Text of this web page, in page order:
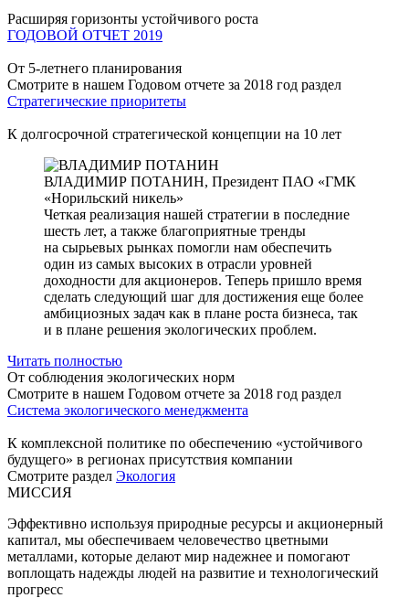
Расширяя горизонты устойчивого роста
ГОДОВОЙ ОТЧЕТ 2019
От 5-летнего планирования
Смотрите в нашем Годовом отчете за 2018 год раздел
Стратегические приоритеты
К долгосрочной стратегической концепции на 10 лет
ВЛАДИМИР ПОТАНИН, Президент ПАО «ГМК
«Норильский никель»
Четкая реализация нашей стратегии в последние
шесть лет, а также благоприятные тренды
на сырьевых рынках помогли нам обеспечить
один из самых высоких в отрасли уровней
доходности для акционеров. Теперь пришло время
сделать следующий шаг для достижения еще более
амбициозных задач как в плане роста бизнеса, так
и в плане решения экологических проблем.
Читать полностью
От соблюдения экологических норм
Смотрите в нашем Годовом отчете за 2018 год раздел
Система экологического менеджмента
К комплексной политике по обеспечению «устойчивого
будущего» в регионах присутствия компании
Смотрите раздел Экология
МИССИЯ
Эффективно используя природные ресурсы и акционерный
капитал, мы обеспечиваем человечество цветными
металлами, которые делают мир надежнее и помогают
воплощать надежды людей на развитие и технологический
прогресс